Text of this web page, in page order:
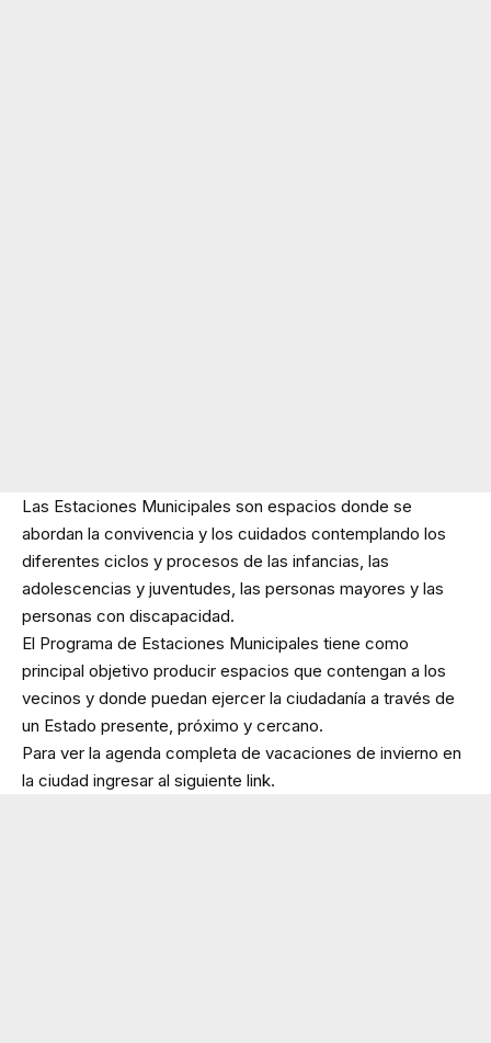
Las Estaciones Municipales son espacios donde se
abordan la convivencia y los cuidados contemplando los
diferentes ciclos y procesos de las infancias, las
adolescencias y juventudes, las personas mayores y las
personas con discapacidad.
El Programa de Estaciones Municipales tiene como
principal objetivo producir espacios que contengan a los
vecinos y donde puedan ejercer la ciudadanía a través de
un Estado presente, próximo y cercano.
Para ver la agenda completa de vacaciones de invierno en
la ciudad ingresar al siguiente link.